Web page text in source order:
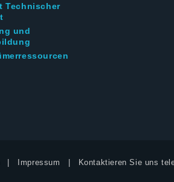
Technischer
und
Impressum Kontaktieren Sie uns